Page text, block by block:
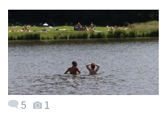
5 1